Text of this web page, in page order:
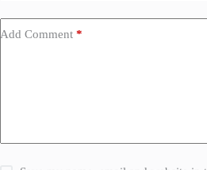
Add Comment *